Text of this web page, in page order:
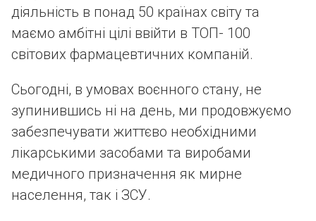
діяльність в понад 50 країнах світу та
маємо амбітні цілі ввійти в ТОП- 100
світових фармацевтичних компаній.
Сьогодні, в умовах воєнного стану, не
зупинившись ні на день, ми продовжуємо
забезпечувати життєво необхідними
лікарськими засобами та виробами
медичного призначення як мирне
населення, так і ЗСУ.